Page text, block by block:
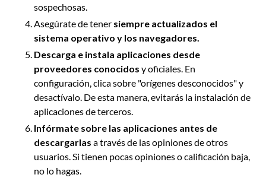
sospechosas.
Asegúrate de tener siempre actualizados el
sistema operativo y los navegadores.
Descarga e instala aplicaciones desde
proveedores conocidos y oficiales. En
configuración, clica sobre "orígenes desconocidos" y
desactívalo. De esta manera, evitarás la instalación de
aplicaciones de terceros.
Infórmate sobre las aplicaciones antes de
descargarlas a través de las opiniones de otros
usuarios. Si tienen pocas opiniones o calificación baja,
no lo hagas.